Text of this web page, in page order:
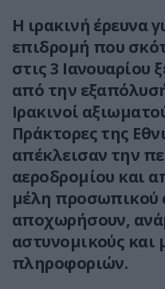
Η ιρακινή έρευνα
επιδρομή που
στις 3 Ιανουαρίου
από την
Ιρακινοί
Πράκτορες της
απέκλεισαν την
αεροδρομίου και
μέλη προσωπικού
αποχωρήσουν,
αστυνομικούς
πληροφοριών.